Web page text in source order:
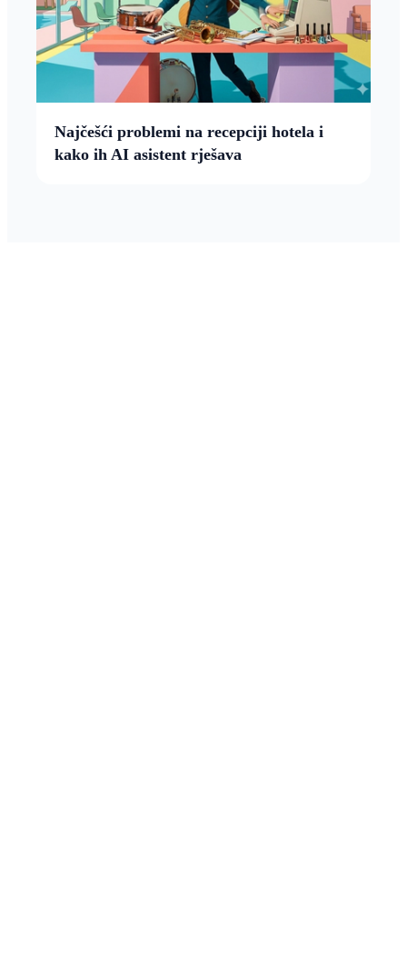
Najčešći problemi na recepciji hotela i
kako ih AI asistent rješava